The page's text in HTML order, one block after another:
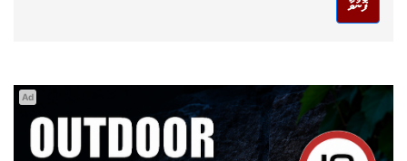
ފޮނުވާ
Ad